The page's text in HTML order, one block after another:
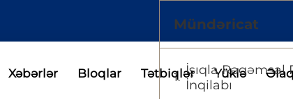
Xəbərlər Bloqlar Tətbiqlər Yüklə
Mündəricat
İşıqla Rəqəmsal
İnqilabı